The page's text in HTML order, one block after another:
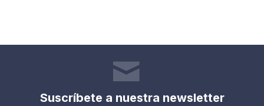
Suscríbete a nuestra newsletter